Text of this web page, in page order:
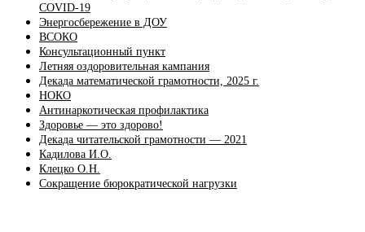
COVID-19
Энергосбережение в ДОУ
ВСОКО
Консультационный пункт
Летняя оздоровительная кампания
Декада математической грамотности, 2025 г.
НОКО
Антинаркотическая профилактика
Здоровье — это здорово!
Декада читательской грамотности — 2021
Кадилова И.О.
Клецко О.Н.
Сокращение бюрократической нагрузки